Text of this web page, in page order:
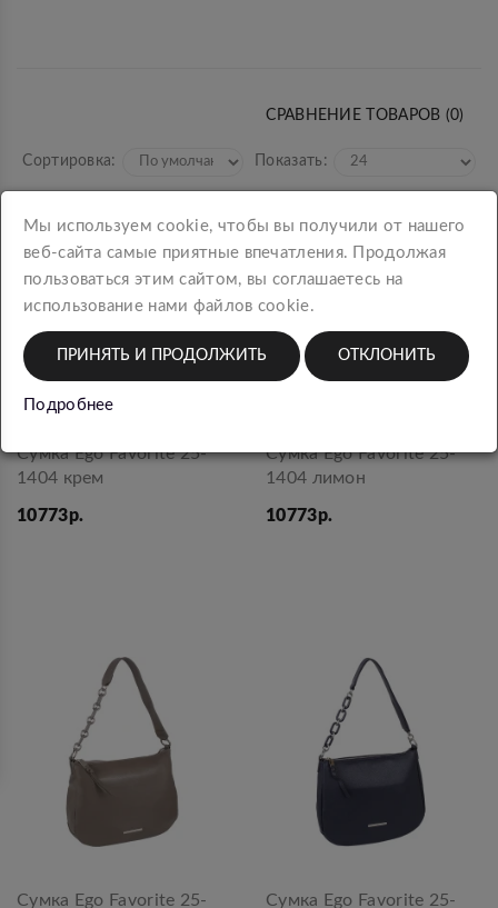
СРАВНЕНИЕ ТОВАРОВ (0)
Сортировка: Показать:
Сумка Ego Favorite 25-
1404 крем
10773р.
Сумка Ego Favorite 25-
1404 лимон
10773р.
Сумка Ego Favorite 25-
Сумка Ego Favorite 25-
Мы используем cookie, чтобы вы получили от нашего
веб-сайта самые приятные впечатления. Продолжая
пользоваться этим сайтом, вы соглашаетесь на
использование нами файлов cookie.
ПРИНЯТЬ И ПРОДОЛЖИТЬ ОТКЛОНИТЬ
Подробнее